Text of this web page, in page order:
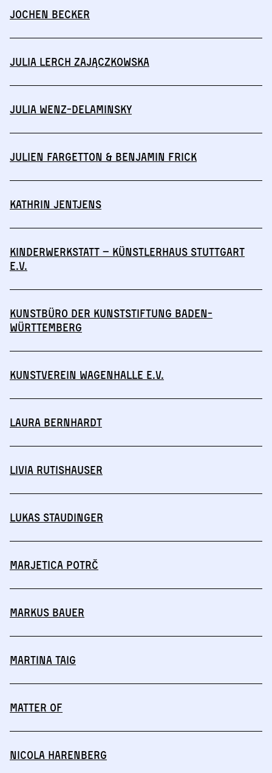
Jochen Becker
Julia Lerch Zajączkowska
Julia Wenz-Delaminsky
Julien Fargetton & Benjamin Frick
Kathrin Jentjens
Kinderwerkstatt – Künstlerhaus Stuttgart
e.V.
Kunstbüro der Kunststiftung Baden-
Württemberg
Kunstverein Wagenhalle e.V.
Laura Bernhardt
Livia Rutishauser
Lukas Staudinger
Marjetica Potrč
Markus Bauer
Martina Taig
MATTER OF
Nicola Harenberg